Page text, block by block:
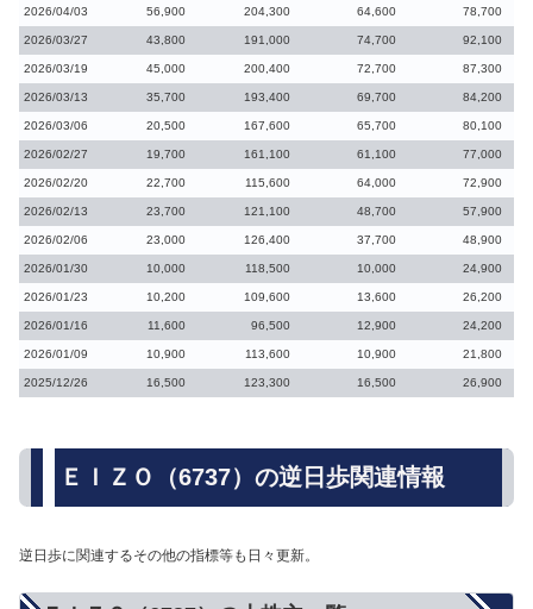
2026/04/03 56,900 204,300 64,600 78,700
2026/03/27 43,800 191,000 74,700 92,100
2026/03/19 45,000 200,400 72,700 87,300
2026/03/13 35,700 193,400 69,700 84,200
2026/03/06 20,500 167,600 65,700 80,100
2026/02/27 19,700 161,100 61,100 77,000
2026/02/20 22,700 115,600 64,000 72,900
2026/02/13 23,700 121,100 48,700 57,900
2026/02/06 23,000 126,400 37,700 48,900
2026/01/30 10,000 118,500 10,000 24,900
2026/01/23 10,200 109,600 13,600 26,200
2026/01/16 11,600 96,500 12,900 24,200
2026/01/09 10,900 113,600 10,900 21,800
2025/12/26 16,500 123,300 16,500 26,900
ＥＩＺＯ（6737）の逆日歩関連情報
逆日歩に関連するその他の指標等も日々更新。